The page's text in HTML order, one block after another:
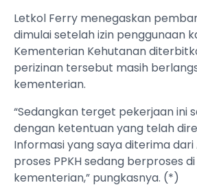
Letkol Ferry menegaskan
dimulai setelah izin penggunaan
Kementerian Kehutanan
perizinan tersebut masih
kementerian.
“Sedangkan terget pekerjaan ini
dengan ketentuan yang telah
Informasi yang saya diterima dari
proses PPKH sedang berproses
kementerian,” pungkasnya. (*)